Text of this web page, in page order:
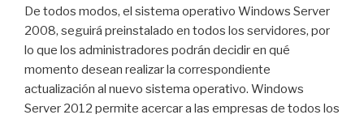
De todos modos, el sistema operativo Windows Server
2008, seguirá preinstalado en todos los servidores, por
lo que los administradores podrán decidir en qué
momento desean realizar la correspondiente
actualización al nuevo sistema operativo. Windows
Server 2012 permite acercar a las empresas de todos los